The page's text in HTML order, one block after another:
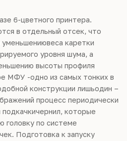
6-цветного принтера.
в отдельный отсек, что
каретки
уровня шума, а
высоты профиля
МФУ -одно из самых тонких в
конструкции лишьодин –
процесс периодически
которые
головку по системе
Подготовка к запуску